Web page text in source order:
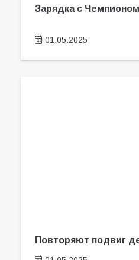
Зарядка с Чемпионом
01.05.2025
Повторяют подвиг